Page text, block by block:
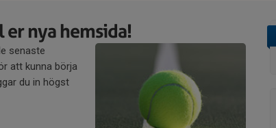
nya hemsida!
senaste
att kunna börja
du in högst